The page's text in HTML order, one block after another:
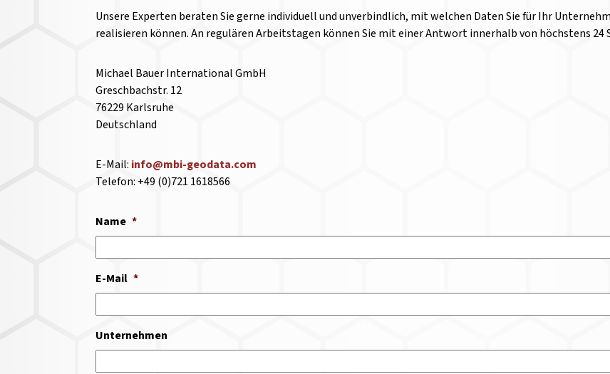
Unsere Experten beraten Sie gerne individuell und unverbindlich, mit welchen Daten Sie für Ihr
realisieren können. An regulären Arbeitstagen können Sie mit einer Antwort innerhalb von höchstens 24
Michael Bauer International GmbH
Greschbachstr. 12
76229 Karlsruhe
Deutschland
E-Mail: info@mbi-geodata.com
Telefon: +49 (0)721 1618566
Name *
E-Mail *
Unternehmen